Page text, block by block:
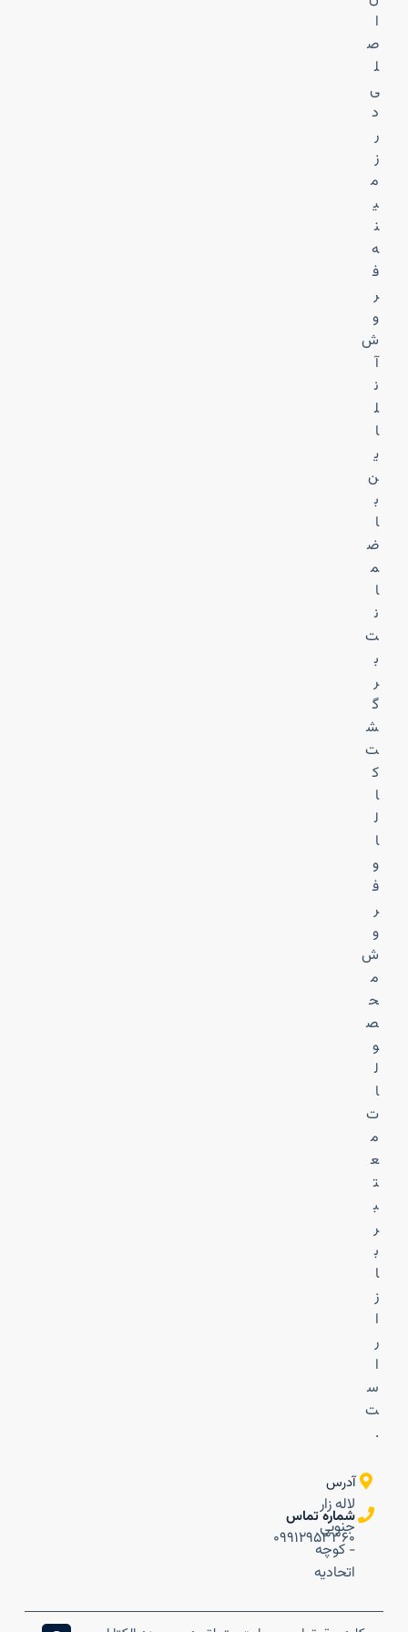
ا
ص
ل
ی
د
ر
ز
م
ی
ن
ه
ف
ر
و
ش
آ
ن
ل
ا
ی
ن
ب
ا
ض
م
ا
ن
ت
ب
ر
گ
ش
ت
ک
ا
ل
ا
و
ف
ر
و
ش
م
ح
ص
و
ل
ا
ت
م
ع
ت
ب
ر
ب
ا
ز
ا
ر
ا
س
ت
.
آدرس
لاله زار
جنوبی
- کوچه
اتحادیه
شماره تماس
۰۹۹۱۲۹۵۳۳۶۰